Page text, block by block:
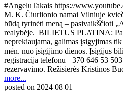
#AngeluTakais https://
M. K. Čiurlionio namai Vilniuje
būdą tyrinėti meną – pasivaikščioti
realybėje. BILIETUS PLATINA:
neprekiaujama, galimas įsigyjimas
mėn. nuo įsigijimo dienos. Įsigijus
registracija telefonu +370 646 53
rezervavimo. Režisierės Kristinos
more...
posted on 2024 08 01